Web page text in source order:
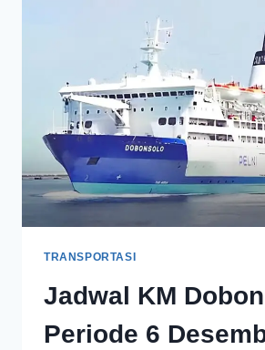
TRANSPORTASI
Jadwal KM
Periode 6